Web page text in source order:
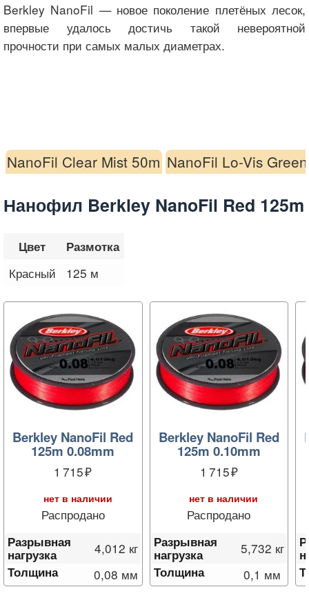
Berkley NanoFil — новое поколение плетёных лесок,
впервые удалось достичь такой невероятной
прочности при самых малых диаметрах.
NanoFil Clear Mist 50m NanoFil Lo-Vis
Нанофил Berkley NanoFil Red 125m
Цвет Размотка
Красный 125 м
Berkley NanoFil Red
125m 0.08mm
1 715
нет в наличии
Распродано
Разрывная
нагрузка 4,012 кг
Толщина 0,08 мм
Berkley NanoFil Red
125m 0.10mm
1 715
нет в наличии
Распродано
Разрывная
нагрузка 5,732 кг
Толщина 0,1 мм